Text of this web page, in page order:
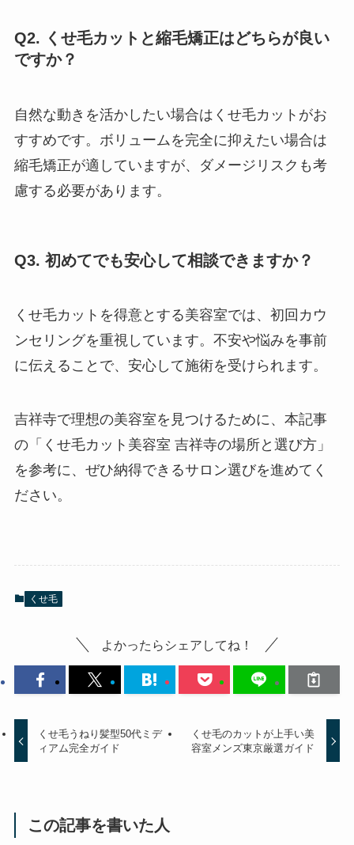
Q2. くせ毛カットと縮毛矯正はどちらが良い
ですか？
自然な動きを活かしたい場合はくせ毛カットがお
すすめです。ボリュームを完全に抑えたい場合は
縮毛矯正が適していますが、ダメージリスクも考
慮する必要があります。
Q3. 初めてでも安心して相談できますか？
くせ毛カットを得意とする美容室では、初回カウ
ンセリングを重視しています。不安や悩みを事前
に伝えることで、安心して施術を受けられます。
吉祥寺で理想の美容室を見つけるために、本記事
の「くせ毛カット美容室 吉祥寺の場所と選び方」
を参考に、ぜひ納得できるサロン選びを進めてく
ださい。
くせ毛
よかったらシェアしてね！
くせ毛うねり髪型50代ミデ
ィアム完全ガイド
くせ毛のカットが上手い美
容室メンズ東京厳選ガイド
この記事を書いた人